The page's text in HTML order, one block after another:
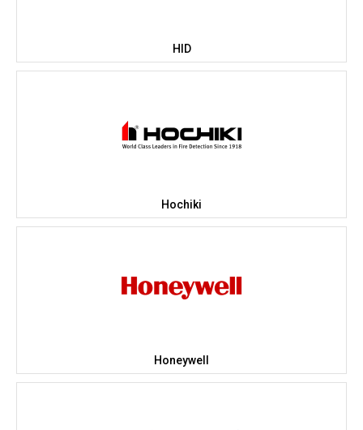
HID
Hochiki
Honeywell